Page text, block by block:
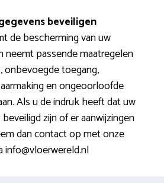
beveiligen
de bescherming van uw
neemt passende maatregelen
onbevoegde toegang,
en ongeoorloofde
Als u de indruk heeft dat uw
zijn of er aanwijzingen
dan contact op met onze
info@vloerwereld.nl